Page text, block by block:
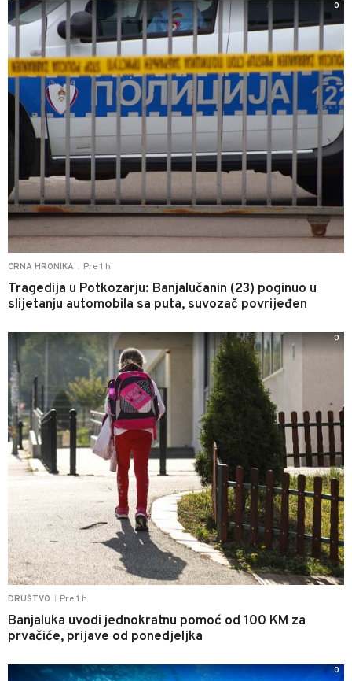
CRNA HRONIKA Pre 1 h
Tragedija u Potkozarju: Banjalučanin (23) poginuo u
slijetanju automobila sa puta, suvozač povrijeđen
0
DRUŠTVO Pre 1 h
Banjaluka uvodi jednokratnu pomoć od 100 KM za
prvačiće, prijave od ponedjeljka
0
0